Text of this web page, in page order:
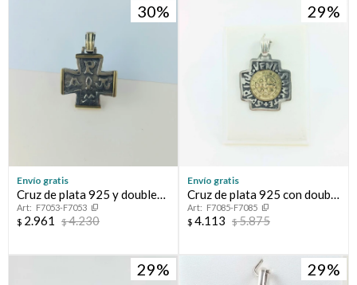
30
Envío gratis
Cruz de plata 925 y double
en oro 18 ktes.
F7053-F7053
$ 2.961 $4.230
29
Envío gratis
Cruz de plata 925 con double
de oro 18k. San Benito.
F7085-F7085
$ 4.113 $5.875
29 29